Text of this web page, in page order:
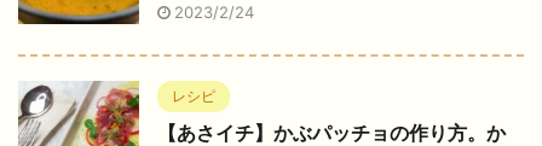
2023/2/24
レシピ
【あさイチ】かぶパッチョの作り方。か